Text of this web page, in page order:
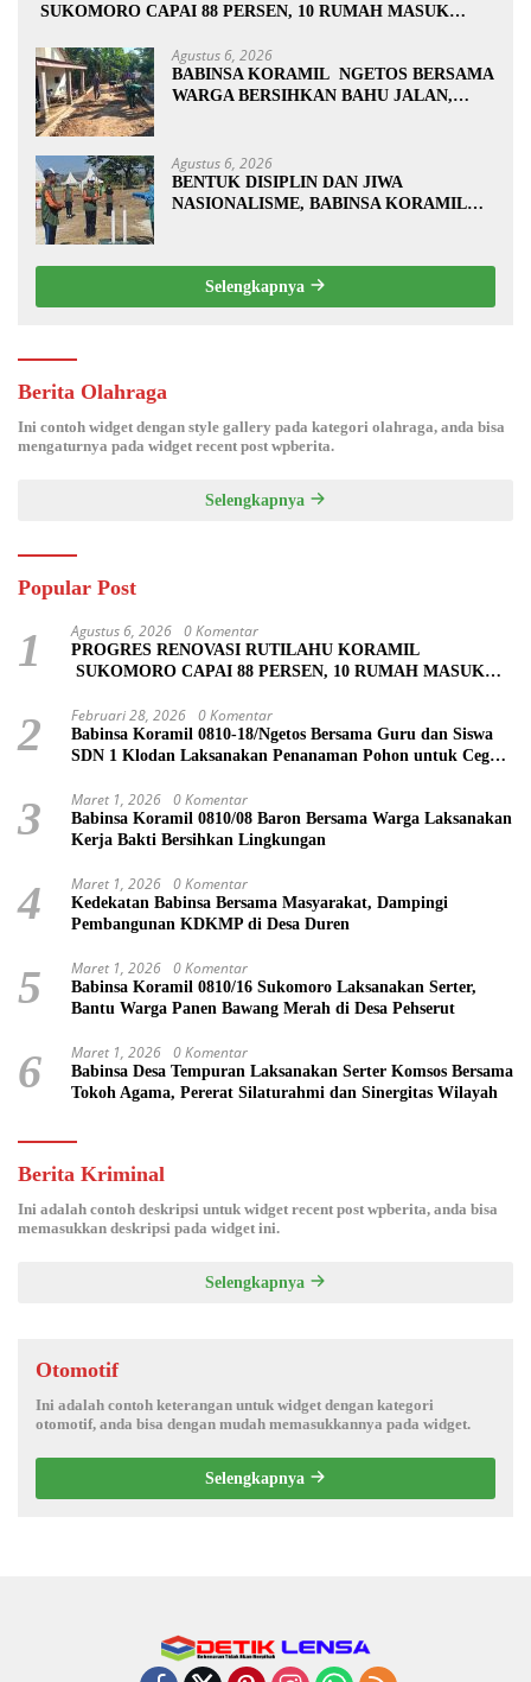
SUKOMORO CAPAI 88 PERSEN, 10 RUMAH MASUK
Agustus 6, 2026
BABINSA KORAMIL NGETOS BERSAMA
WARGA BERSIHKAN BAHU JALAN,
Agustus 6, 2026
BENTUK DISIPLIN DAN JIWA
NASIONALISME, BABINSA KORAMIL
Selengkapnya
Berita Olahraga
Ini contoh widget dengan style gallery pada kategori olahraga, anda bisa
mengaturnya pada widget recent post wpberita.
Selengkapnya
Popular Post
1 Agustus 6, 2026 0 Komentar
PROGRES RENOVASI RUTILAHU KORAMIL
SUKOMORO CAPAI 88 PERSEN, 10 RUMAH MASUK
2 Februari 28, 2026 0 Komentar
Babinsa Koramil 0810-18/Ngetos Bersama Guru dan Siswa
SDN 1 Klodan Laksanakan Penanaman Pohon untuk Cegah
3 Maret 1, 2026 0 Komentar
Babinsa Koramil 0810/08 Baron Bersama Warga Laksanakan
Kerja Bakti Bersihkan Lingkungan
4 Maret 1, 2026 0 Komentar
Kedekatan Babinsa Bersama Masyarakat, Dampingi
Pembangunan KDKMP di Desa Duren
5 Maret 1, 2026 0 Komentar
Babinsa Koramil 0810/16 Sukomoro Laksanakan Serter,
Bantu Warga Panen Bawang Merah di Desa Pehserut
6 Maret 1, 2026 0 Komentar
Babinsa Desa Tempuran Laksanakan Serter Komsos Bersama
Tokoh Agama, Pererat Silaturahmi dan Sinergitas Wilayah
Berita Kriminal
Ini adalah contoh deskripsi untuk widget recent post wpberita, anda bisa
memasukkan deskripsi pada widget ini.
Selengkapnya
Otomotif
Ini adalah contoh keterangan untuk widget dengan kategori
otomotif, anda bisa dengan mudah memasukkannya pada widget.
Selengkapnya